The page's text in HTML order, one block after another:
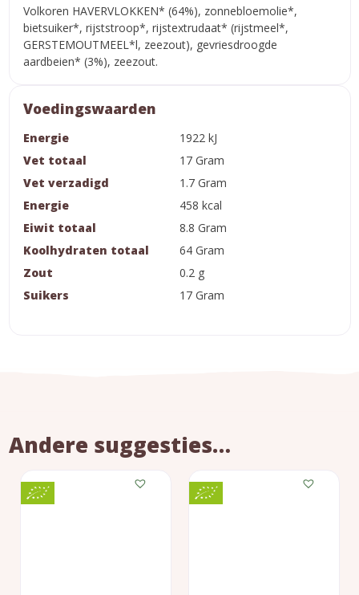
Volkoren HAVERVLOKKEN* (64%), zonnebloemolie*,
bietsuiker*, rijststroop*, rijstextrudaat* (rijstmeel*,
GERSTEMOUTMEEL*l, zeezout), gevriesdroogde
aardbeien* (3%), zeezout.
Voedingswaarden
Energie
1922 kJ
Vet totaal
17 Gram
Vet verzadigd
1.7 Gram
Energie
458 kcal
Eiwit totaal
8.8 Gram
Koolhydraten totaal
64 Gram
Zout
0.2 g
Suikers
17 Gram
Andere suggesties…